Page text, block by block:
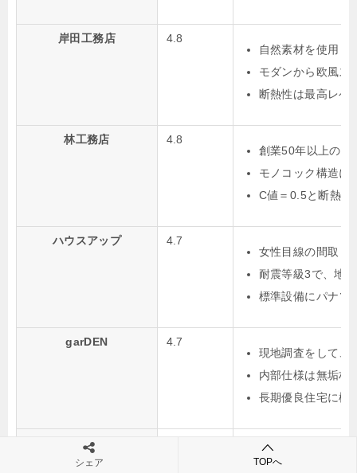
岸田工務店
4.8
自然素材を使用し
モダンから欧風ス
断熱性は最高レベ
林工務店
4.8
創業50年以上の技
モノコック構造に
C値＝0.5と断熱性
ハウスアップ
4.7
女性目線の間取り
耐震等級3で、地
標準設備にパナソ
garDEN
4.7
現地調査をして、
内部仕様は無垢材
長期優良住宅に標
タクミ建設
国産木材を使用し
シェア TOPへ